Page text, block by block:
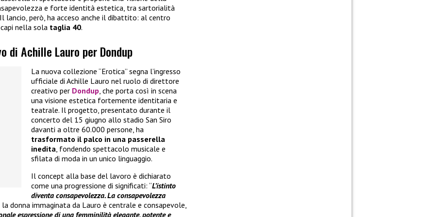
e forte identità estetica, tra sartorialità
lancio, però, ha acceso anche il dibattito: al centro
nella sola taglia 40.
di Achille Lauro per Dondup
La nuova collezione “Erotica” segna l’ingresso
ufficiale di Achille Lauro nel ruolo di direttore
creativo per Dondup, che porta così in scena
una visione estetica fortemente identitaria e
teatrale. Il progetto, presentato durante il
concerto del 15 giugno allo stadio San Siro
davanti a oltre 60.000 persone, ha
trasformato il palco in una passerella
inedita, fondendo spettacolo musicale e
sfilata di moda in un unico linguaggio.
Il concept alla base del lavoro è dichiarato
come una progressione di significati: “L’istinto
diventa consapevolezza. La consapevolezza
la donna immaginata da Lauro è centrale e consapevole,
espressione di una femminilità elegante, potente e